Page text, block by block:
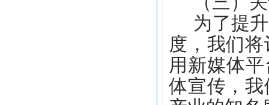
为了提
度，我们
用新媒体
体宣传，